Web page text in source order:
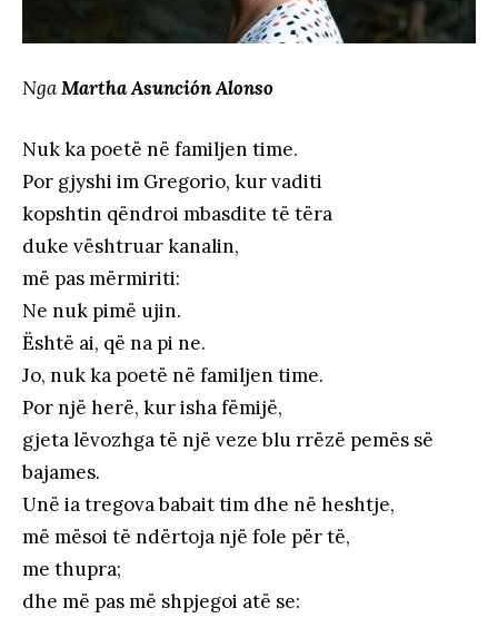
NgaMartha Asunción Alonso
Nuk ka poetë në familjen time.
Por gjyshi im Gregorio, kur vaditi
kopshtin qëndroi mbasdite të tëra
duke vështruar kanalin,
më pas mërmiriti:
Ne nuk pimë ujin.
Është ai, që na pi ne.
Jo, nuk ka poetë në familjen time.
Por një herë, kur isha fëmijë,
gjeta lëvozhga të një veze blu rrëzë pemës së
bajames.
Unë ia tregova babait tim dhe në heshtje,
më mësoi të ndërtoja një fole për të,
me thupra;
dhe më pas më shpjegoi atë se: